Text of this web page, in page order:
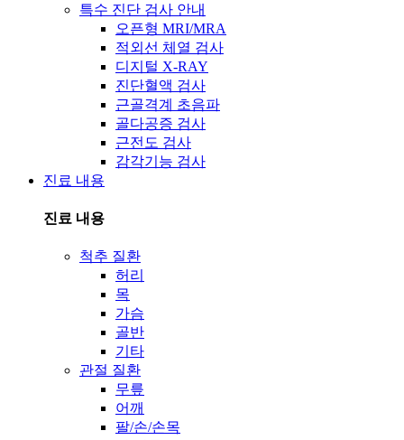
특수 진단 검사 안내
오픈형 MRI/MRA
적외선 체열 검사
디지털 X-RAY
진단혈액 검사
근골격계 초음파
골다공증 검사
근전도 검사
감각기능 검사
진료 내용
진료 내용
척추 질환
허리
목
가슴
골반
기타
관절 질환
무릎
어깨
팔/손/손목